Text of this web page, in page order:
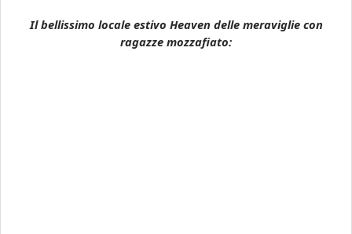
Il bellissimo locale estivo Heaven delle meraviglie con
ragazze mozzafiato: